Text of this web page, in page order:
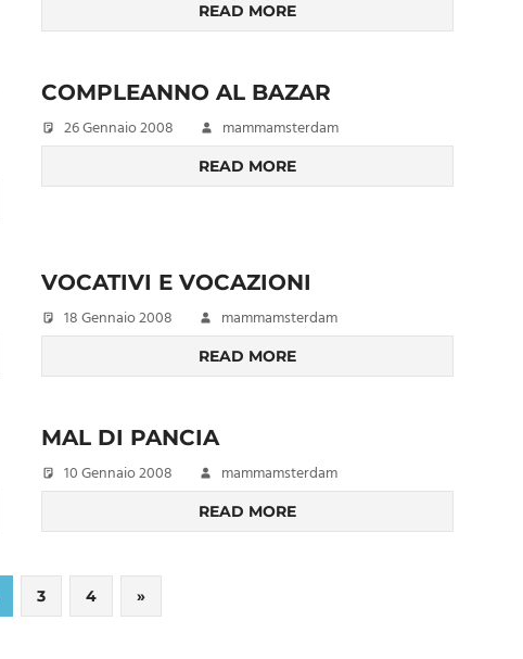
READ MORE
COMPLEANNO AL BAZAR
26 Gennaio 2008 mammamsterdam
READ MORE
VOCATIVI E VOCAZIONI
18 Gennaio 2008 mammamsterdam
READ MORE
MAL DI PANCIA
10 Gennaio 2008 mammamsterdam
READ MORE
3 4
Next
Posts
»